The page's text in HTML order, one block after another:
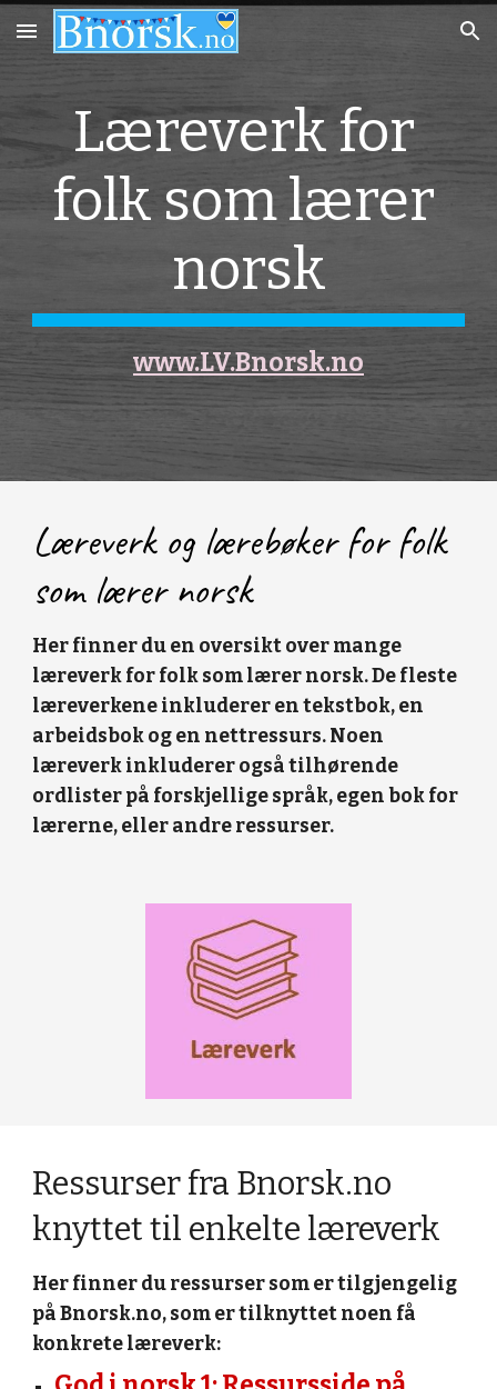
Skip to main content Skip to navigation
Læreverk for
folk som lærer
norsk
www.LV.Bnorsk.no
Læreverk og lærebøker for folk
som lærer norsk
Her finner du en oversikt over mange
læreverk for folk som lærer norsk. De fleste
læreverkene inkluderer en tekstbok, en
arbeidsbok og en nettressurs. Noen
læreverk inkluderer også tilhørende
ordlister på forskjellige språk, egen bok for
lærerne, eller andre ressurser.
Ressurser fra Bnorsk.no
knyttet til enkelte læreverk
Her finner du ressurser som er tilgjengelig
på Bnorsk.no, som er tilknyttet noen få
konkrete læreverk: